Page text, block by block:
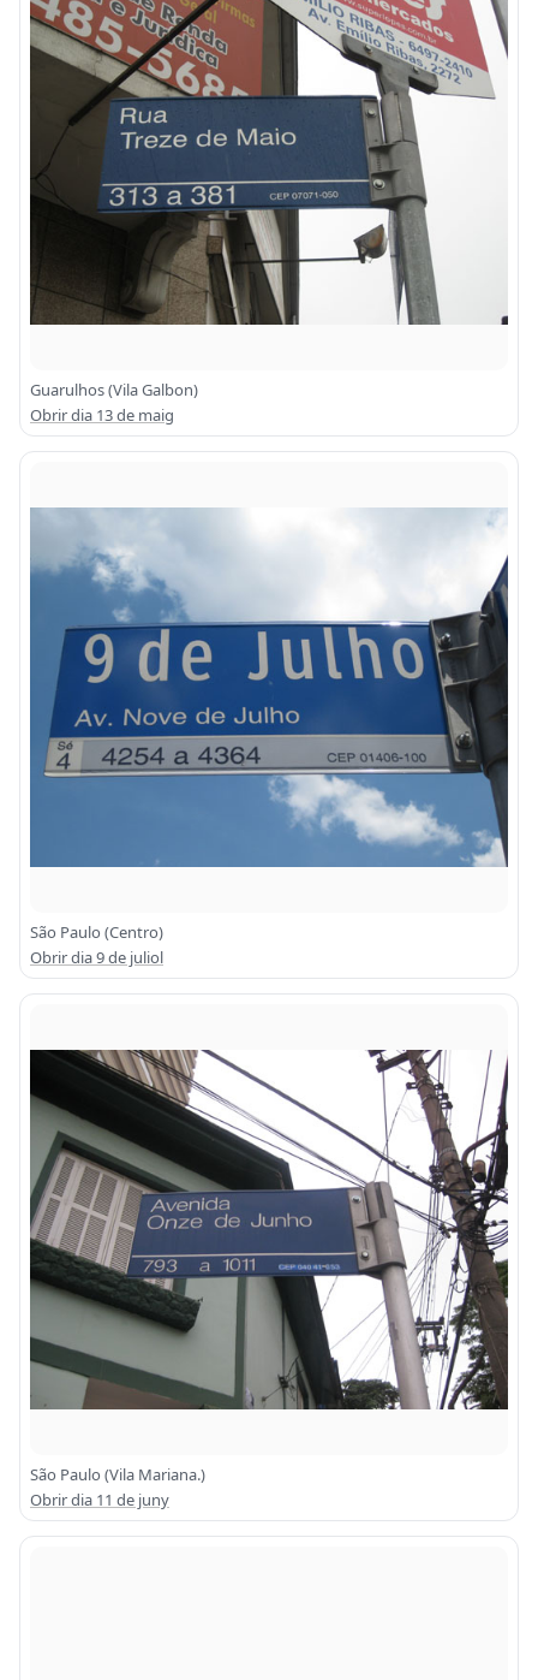
Guarulhos (Vila Galbon)
Obrir dia 13 de maig
São Paulo (Centro)
Obrir dia 9 de juliol
São Paulo (Vila Mariana.)
Obrir dia 11 de juny